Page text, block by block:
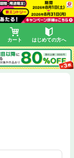
カート はじめての方へ